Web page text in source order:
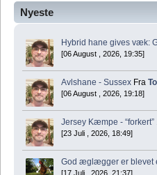
Nyeste
Hybrid hane gives væk:
[06 August , 2026, 19:35]
Avlshane - Sussex Fra
[06 August , 2026, 19:18]
Jersey Kæmpe - “forkert” ...
[23 Juli , 2026, 18:49]
God æglægger er blevet
[17 Juli , 2026, 21:37]